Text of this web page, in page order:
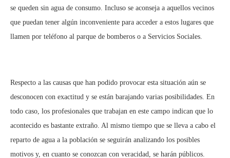
se queden sin agua de consumo. Incluso se aconseja a aquellos vecinos
que puedan tener algún inconveniente para acceder a estos lugares que
llamen por teléfono al parque de bomberos o a Servicios Sociales.
Respecto a las causas que han podido provocar esta situación aún se
desconocen con exactitud y se están barajando varias posibilidades. En
todo caso, los profesionales que trabajan en este campo indican que lo
acontecido es bastante extraño. Al mismo tiempo que se lleva a cabo el
reparto de agua a la población se seguirán analizando los posibles
motivos y, en cuanto se conozcan con veracidad, se harán públicos.